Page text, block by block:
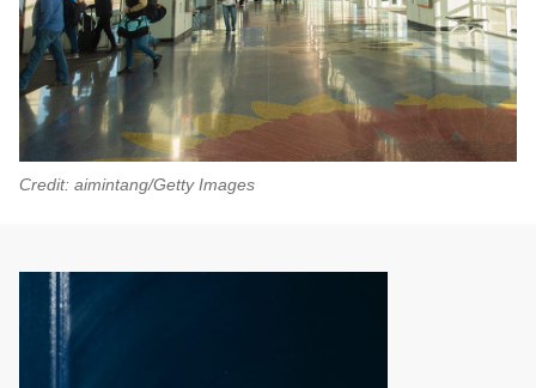
Credit: aimintang/Getty Images